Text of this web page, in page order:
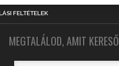
FELTÉTELEK
MEGTALÁLOD, AMIT KERESŐ